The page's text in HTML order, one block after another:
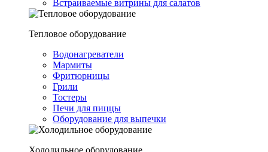
Встраиваемые витрины для салатов
Тепловое оборудование
Водонагреватели
Мармиты
Фритюрницы
Грили
Тостеры
Печи для пиццы
Оборудование для выпечки
Холодильное оборудование